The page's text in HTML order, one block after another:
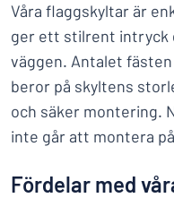
Våra flaggskyltar är
ger ett stilrent intryck
väggen. Antalet
beror på skyltens
och säker montering.
inte går att montera
Fördelar med